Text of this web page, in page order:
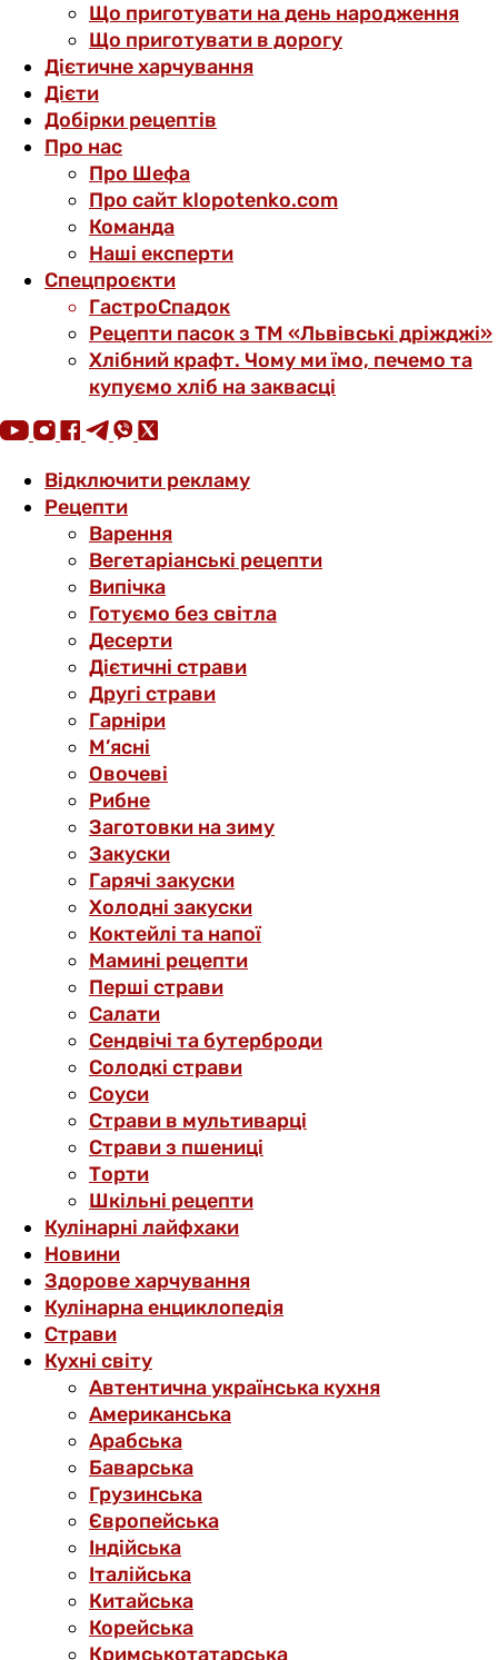
Що приготувати на день народження
Що приготувати в дорогу
Дієтичне харчування
Дієти
Добірки рецептів
Про нас
Про Шефа
Про сайт klopotenko.com
Команда
Наші експерти
Спецпроєкти
ГастроСпадок
Рецепти пасок з ТМ «Львівські дріжджі»
Хлібний крафт. Чому ми їмо, печемо та
купуємо хліб на заквасці
Відключити рекламу
Рецепти
Варення
Вегетаріанські рецепти
Випічка
Готуємо без світла
Десерти
Дієтичні страви
Другі страви
Гарніри
М’ясні
Овочеві
Рибне
Заготовки на зиму
Закуски
Гарячі закуски
Холодні закуски
Коктейлі та напої
Мамині рецепти
Перші страви
Салати
Сендвічі та бутерброди
Солодкі страви
Соуси
Страви в мультиварці
Страви з пшениці
Торти
Шкільні рецепти
Кулінарні лайфхаки
Новини
Здорове харчування
Кулінарна енциклопедія
Страви
Кухні світу
Автентична українська кухня
Американська
Арабська
Баварська
Грузинська
Європейська
Індійська
Італійська
Китайська
Корейська
Кримськотатарська